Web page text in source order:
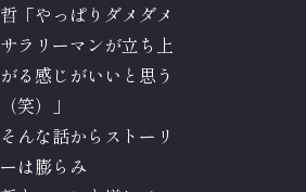
哲「やっぱりダメダメ
サラリーマンが立ち上
がる感じがいいと思う
（笑）」
そんな話からストーリ
ーは膨らみ